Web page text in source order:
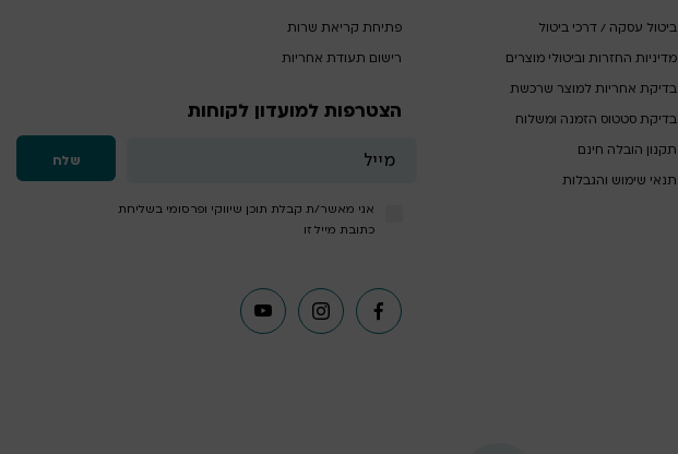
ביטול עסקה / דרכי ביטול
מדיניות החזרות וביטולי מוצרים
בדיקת אחריות למוצר שרכשת
בדיקת סטטוס הזמנה ומשלוח
תקנון הובלה חינם
תנאי שימוש והגבלות
פתיחת קריאת שרות
רישום תעודת אחריות
הצטרפות למועדון לקוחות
אני מאשר/ת קבלת תוכן שיווקי ופרסומי בשליחת
כתובת מייל זו